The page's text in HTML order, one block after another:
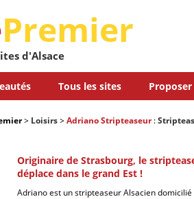
Premier
d'Alsace
Tous les sites
> Loisirs>Adriano Stripteaseur:
Originaire de Strasbourg, le
déplace dans le grand Est !
Adriano est un stripteaseur Alsacien